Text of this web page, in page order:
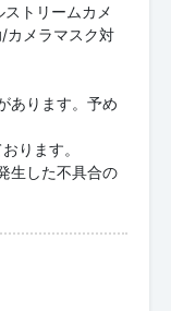
トリームカメ
カメラマスク対
あります。予め
ります。
生した不具合の